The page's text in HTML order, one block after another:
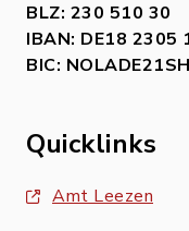
BLZ: 230 510 30
IBAN: DE18 2305
BIC:
Quicklinks
Amt Leezen